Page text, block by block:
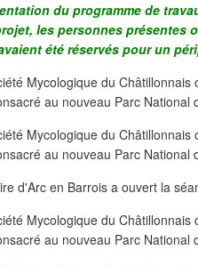
du programme de
les personnes présentes
été réservés pour un
d'Arc en Barrois a ouvert la